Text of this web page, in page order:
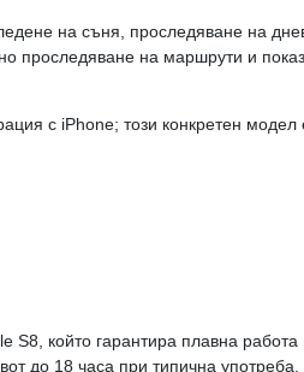
на съня, проследяване на
проследяване на маршрути и
с iPhone; този конкретен
S8, който гарантира плавна
до 18 часа при типична